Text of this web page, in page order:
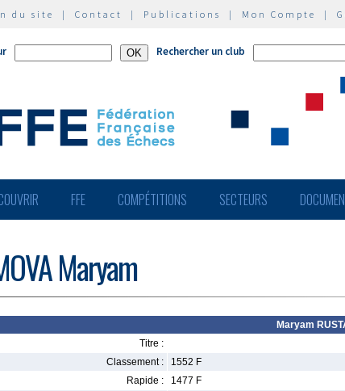
du site | Contact | Publications | Mon Compte |
Rechercher un club
FFE COMPÉTITIONS SECTEURS
Maryam
Maryam
Titre :
Classement :
1552 F
Rapide :
1477 F